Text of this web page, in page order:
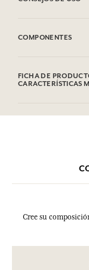
COMPONENTES
Linalool, Geraniol,
lista puede ser
FICHA DE
CARACTERÍSTICAS
Por favor, consulte
Cree su